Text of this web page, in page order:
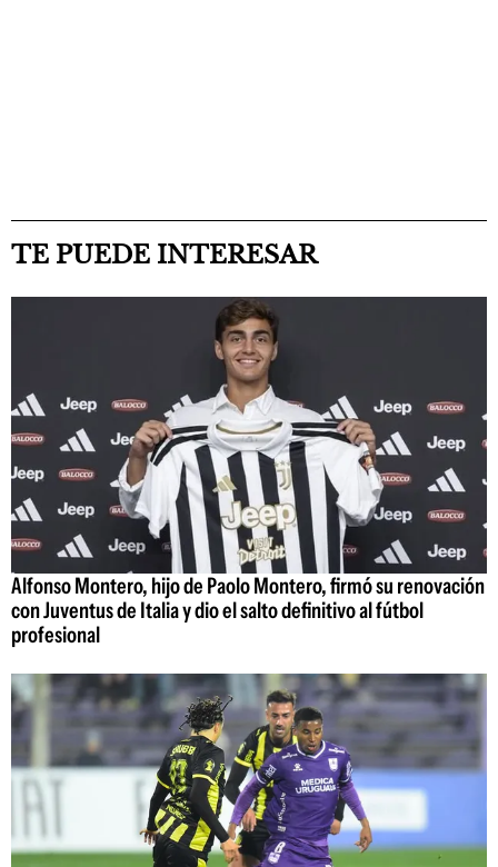
TE PUEDE INTERESAR
Alfonso Montero, hijo de Paolo Montero, firmó su renovación
con Juventus de Italia y dio el salto definitivo al fútbol
profesional